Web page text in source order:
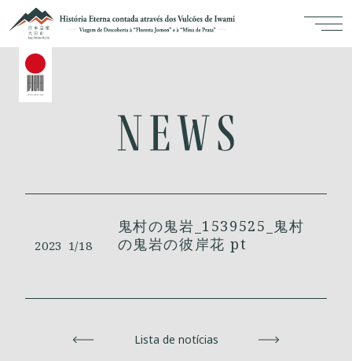
2023 1/18
鬼村の鬼岩_1539525_鬼村
の鬼岩の彼岸花 pt
Lista de notícias